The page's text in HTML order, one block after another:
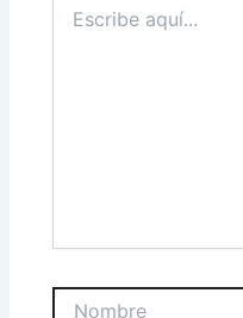
aquí...